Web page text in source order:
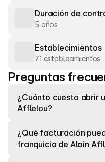
Duración de
5 años
Establecimientos
71 establecimientos
Preguntas
¿Cuánto cuesta abrir
Afflelou?
¿Qué facturación
franquicia de Alain